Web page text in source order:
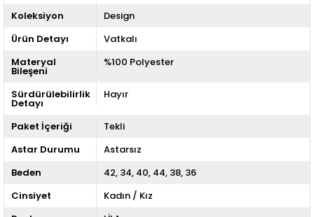
Koleksiyon
Design
Ürün Detayı
Vatkalı
Materyal
Bileşeni
%100 Polyester
Sürdürülebilirlik
Detayı
Hayır
Paket İçeriği
Tekli
Astar Durumu
Astarsız
Beden
42 34 40 44 38 36
Cinsiyet
Kadın / Kız